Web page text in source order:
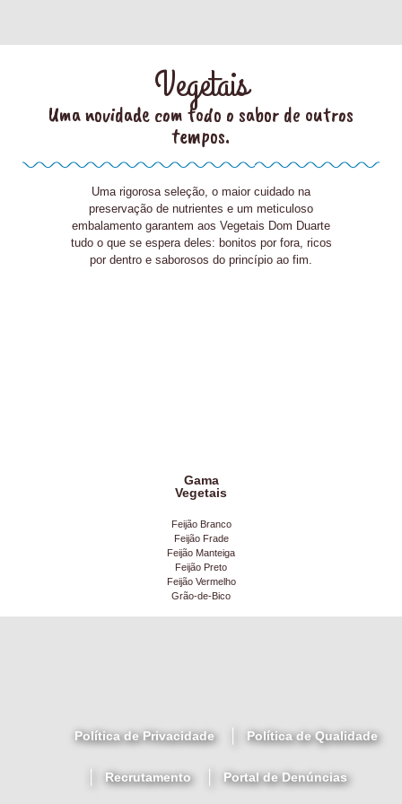
Vegetais
Uma novidade com todo o sabor de outros
tempos.
Uma rigorosa seleção, o maior cuidado na
preservação de nutrientes e um meticuloso
embalamento garantem aos Vegetais Dom Duarte
tudo o que se espera deles: bonitos por fora, ricos
por dentro e saborosos do princípio ao fim.
Gama
Vegetais
Feijão Branco
Feijão Frade
Feijão Manteiga
Feijão Preto
Feijão Vermelho
Grão-de-Bico
Política de Privacidade Política de Qualidade
Recrutamento Portal de Denúncias